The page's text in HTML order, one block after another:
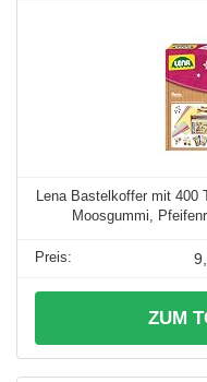
Lena Bastelkoffer mit 400
Moosgummi,
ZUM